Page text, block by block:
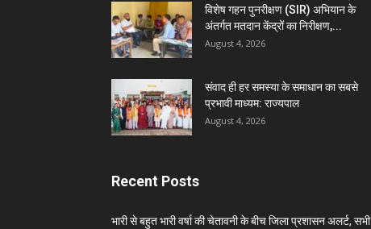
विशेष गहन पुनरीक्षण (SIR) अभियान के
अंतर्गत मतदान केंद्रों का निरीक्षण,...
August 4, 2026
संवाद ही हर समस्या के समाधान का सबसे
प्रभावी माध्यम: राज्यपाल
August 4, 2026
Recent Posts
भारी से बहुत भारी वर्षा की चेतावनी के बीच जिला प्रशासन अलर्ट, सभी